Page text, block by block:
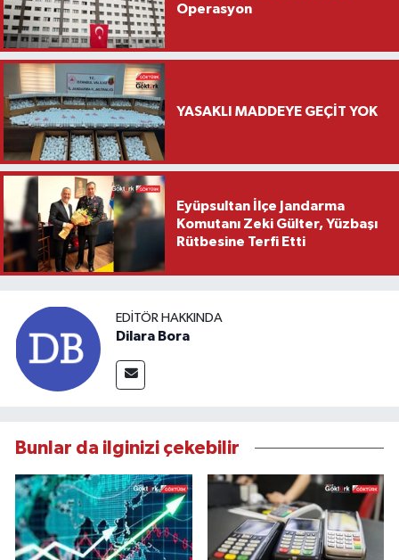
Operasyon
YASAKLI MADDEYE GEÇİT YOK
Eyüpsultan İlçe Jandarma
Komutanı Zeki Gülter, Yüzbaşı
Rütbesine Terfi Etti
EDITÖR HAKKINDA
Dilara Bora
Bunlar da ilginizi çekebilir